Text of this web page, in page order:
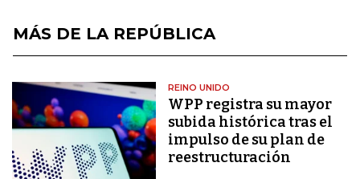
MÁS DE LA REPÚBLICA
REINO UNIDO
WPP registra su mayor
subida histórica tras el
impulso de su plan de
reestructuración